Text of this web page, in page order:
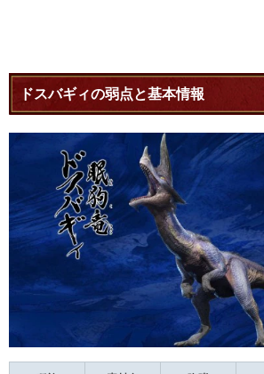
ドスバギィの弱点と基本情報